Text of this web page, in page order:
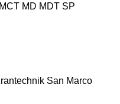
MCT MD MDT SP
San Marco